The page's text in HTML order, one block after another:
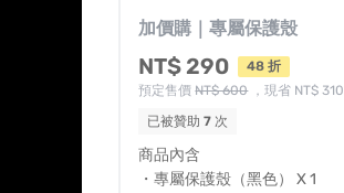
加價購｜專屬保護殼
NT$ 290
48 折
預定售價NT$ 600，現省 NT$ 310
已被贊助7 次
商品內含
・專屬保護殼（黑色） X 1